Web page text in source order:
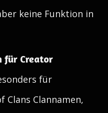
keine Funktion in
für Creator
für
Clans Clannamen,